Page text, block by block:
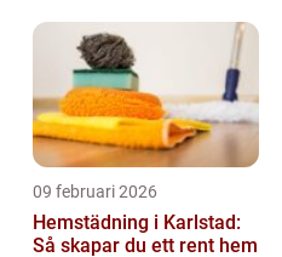
09 februari 2026
Hemstädning i Karlstad:
Så skapar du ett rent hem